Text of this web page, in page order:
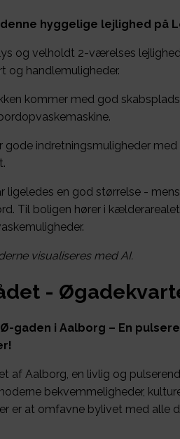
hyggelige lejlighed på
og velholdt 2-værelses
og handlemuligheder.
kommer med god
gode indretningsmuligheder
ligeledes en god størrelse -
Til boligen hører i
visualiseres med AI.
-
gaden i Aalborg – En
af Aalborg, en livlig og
bekvemmeligheder,
er at omfavne bylivet med alle